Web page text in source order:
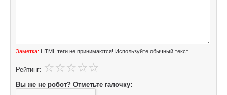
Заметка: HTML теги не принимаются! Используйте обычный текст.
Рейтинг:
Вы же не робот? Отметьте галочку: